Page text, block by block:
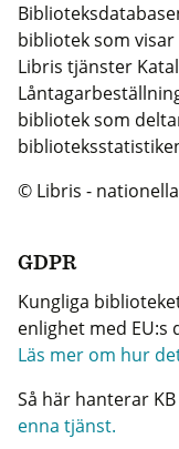
bibliotek som
Libris tjänster
bibliotek som
© Libris -
GDPR
Kungliga
enlighet med EU:s
Läs mer om hur
Så här hanterar
enna tjänst.